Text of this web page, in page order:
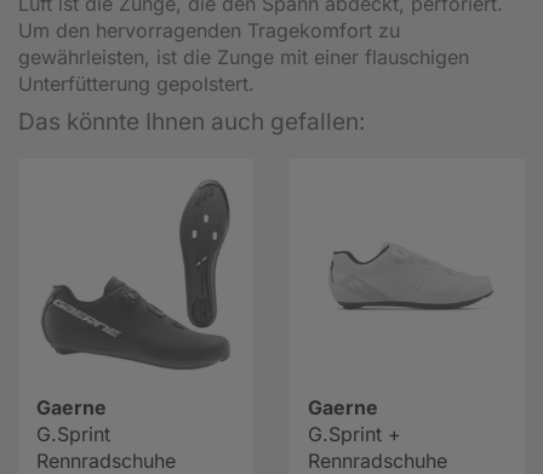
Um den hervorragenden Tragekomfort zu
gewährleisten, ist die Zunge mit einer flauschigen
Unterfütterung gepolstert.
Das könnte Ihnen auch gefallen:
Gaerne
G.Sprint
Rennradschuhe
Gaerne
G.Sprint +
Rennradschuhe